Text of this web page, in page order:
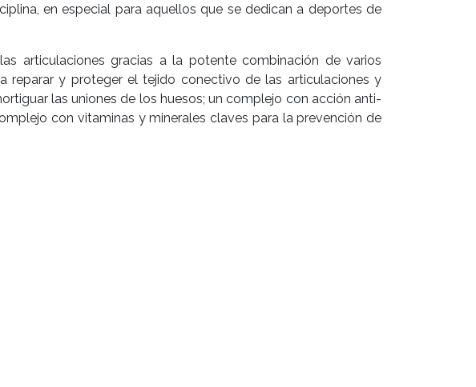
en especial para aquellos que se dedican a deportes de
articulaciones gracias a la potente combinación de varios
reparar y proteger el tejido conectivo de las articulaciones y
las uniones de los huesos; un complejo con acción anti-
con vitaminas y minerales claves para la prevención de